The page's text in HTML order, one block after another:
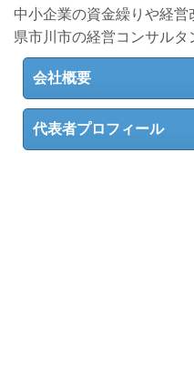
中小企業の資金繰りや経
県市川市の経営コンサルタ
会社概要
代表者プロフィール